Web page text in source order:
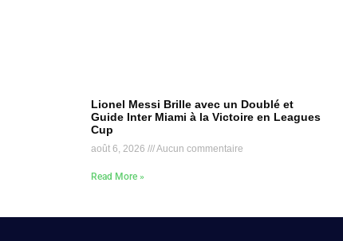
Lionel Messi Brille avec un Doublé et
Guide Inter Miami à la Victoire en Leagues
Cup
août 6, 2026 Aucun commentaire
Read More »